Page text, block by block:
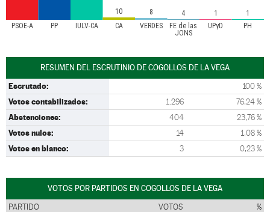
PSOE-A PP IULV-CA CA VERDES
FE de las
JONS
UPyD PH
10 8 4 1 1
RESUMEN DEL ESCRUTINIO DE COGOLLOS DE LA VEGA
Escrutado: 100 %
Votos contabilizados: 1.296 76,24 %
Abstenciones: 404 23,76 %
Votos nulos: 14 1,08 %
Votos en blanco: 3 0,23 %
VOTOS POR PARTIDOS EN COGOLLOS DE LA VEGA
PARTIDO VOTOS %